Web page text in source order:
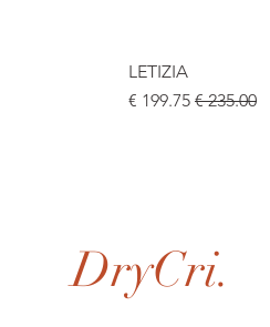
LETIZIA
سعر عاديسعر البيع
DryCri.